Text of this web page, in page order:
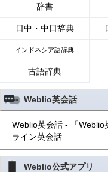
辞書
日中・中日辞典
インドネシア語辞典
古語辞典
Weblio英会話
Weblio英会話 - 「Weblio
ライン英会話
Weblio公式アプリ